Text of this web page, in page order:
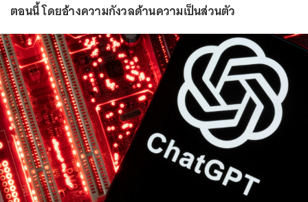
ตอนนี้ โดยอ้างความกังวลด้านความเป็นส่วนตัว